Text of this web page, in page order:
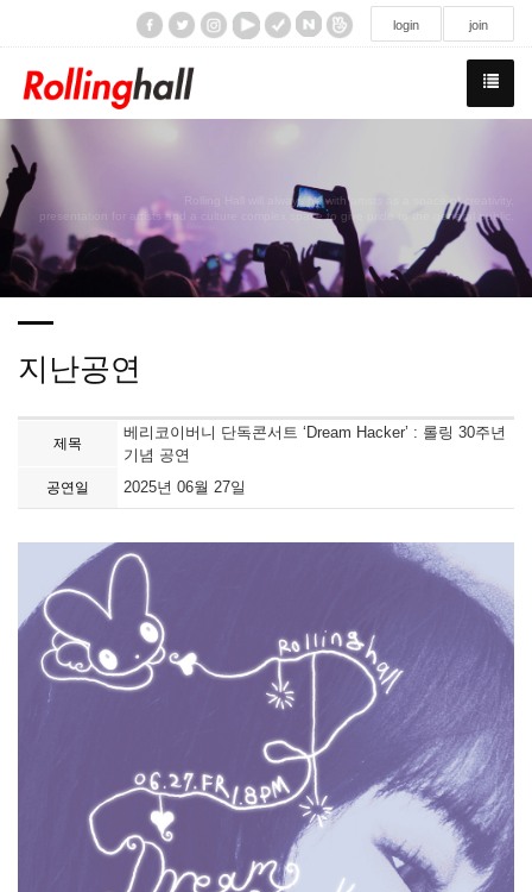
login join
Rolling Hall will always be with artists as a space of creativity,
presentation for artists and a culture complex space to give pride to the general public.
지난공연
제목
베리코이버니 단독콘서트 ‘Dream Hacker’ : 롤링 30주년
기념 공연
공연일 2025년 06월 27일